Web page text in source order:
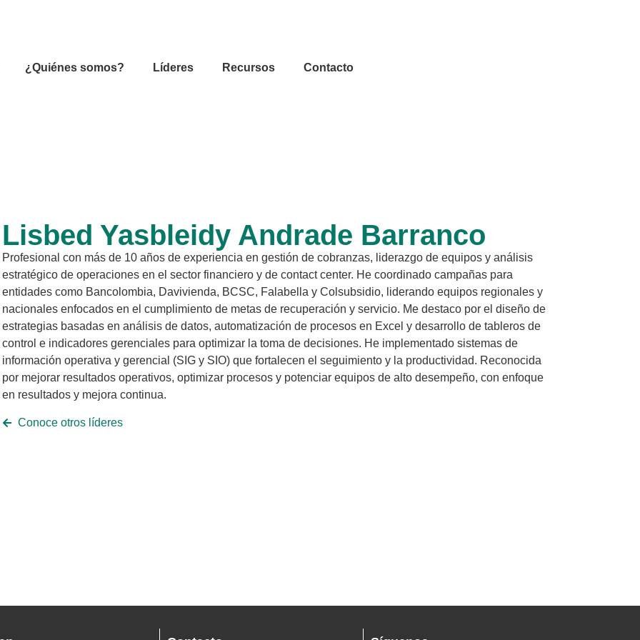
¿Quiénes somos? Líderes Recursos Contacto
Lisbed Yasbleidy Andrade Barranco
Profesional con más de 10 años de experiencia en gestión de cobranzas, liderazgo de equipos y análisis
estratégico de operaciones en el sector financiero y de contact center. He coordinado campañas para
entidades como Bancolombia, Davivienda, BCSC, Falabella y Colsubsidio, liderando equipos regionales y
nacionales enfocados en el cumplimiento de metas de recuperación y servicio. Me destaco por el diseño de
estrategias basadas en análisis de datos, automatización de procesos en Excel y desarrollo de tableros de
control e indicadores gerenciales para optimizar la toma de decisiones. He implementado sistemas de
información operativa y gerencial (SIG y SIO) que fortalecen el seguimiento y la productividad. Reconocida
por mejorar resultados operativos, optimizar procesos y potenciar equipos de alto desempeño, con enfoque
en resultados y mejora continua.
Conoce otros líderes